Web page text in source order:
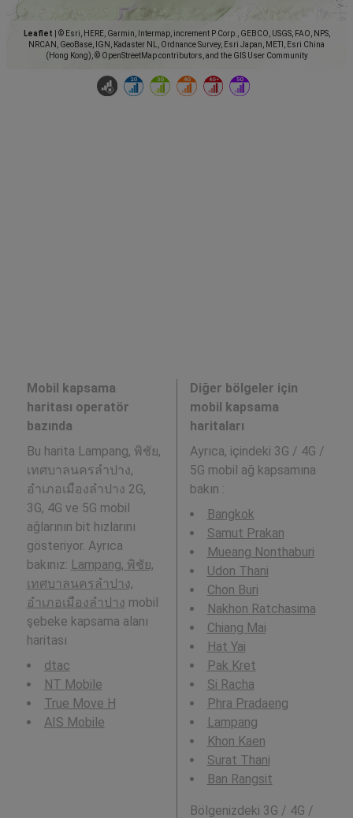
Leaflet
© Esri, HERE, Garmin, Intermap, increment P Corp., GEBCO, USGS, FAO, NPS,
NRCAN, GeoBase, IGN, Kadaster NL, Ordnance Survey, Esri Japan, METI, Esri China
(Hong Kong), © OpenStreetMap contributors, and the GIS User Community
Mobil kapsama
haritası operatör
bazında
Bu harita Lampang, พิชัย,
เทศบาลนครลำปาง,
อำเภอเมืองลำปาง 2G,
3G, 4G ve 5G mobil
ağlarının bit hızlarını
gösteriyor. Ayrıca
bakınız: Lampang, พิชัย,
เทศบาลนครลำปาง,
อำเภอเมืองลำปาง mobil
şebeke kapsama alanı
haritası
dtac
NT Mobile
True Move H
AIS Mobile
Diğer bölgeler için
mobil kapsama
haritaları
Ayrıca, içindeki 3G / 4G /
5G mobil ağ kapsamına
bakın :
Bangkok
Samut Prakan
Mueang Nonthaburi
Udon Thani
Chon Buri
Nakhon Ratchasima
Chiang Mai
Hat Yai
Pak Kret
Si Racha
Phra Pradaeng
Lampang
Khon Kaen
Surat Thani
Ban Rangsit
Bölgenizdeki 3G / 4G /